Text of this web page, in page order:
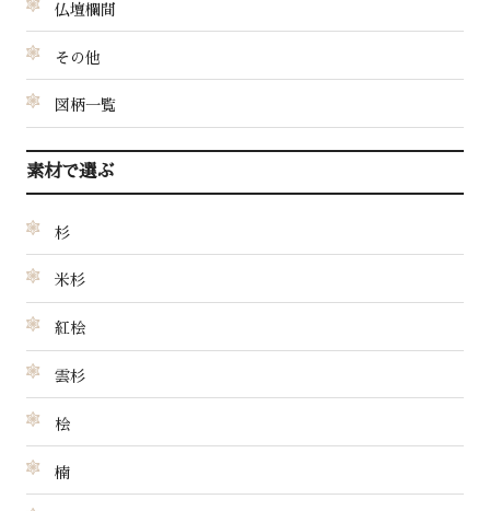
仏壇欄間
その他
図柄一覧
素材で選ぶ
杉
米杉
紅桧
雲杉
桧
楠